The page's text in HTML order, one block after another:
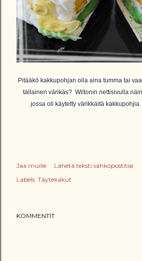
Pitääkö kakkupohjan olla aina tumma tai
tällainen värikäs? Wiltonin nettisivulla
jossa oli käytetty värikkäitä
Jaa muille
Lähetä teksti sähköpostitse
Labels: Täytekakut
KOMMENTIT